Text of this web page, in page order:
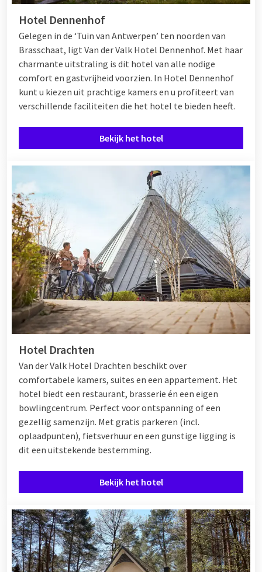
Hotel Dennenhof
Gelegen in de ‘Tuin van Antwerpen’ ten noorden van
Brasschaat, ligt Van der Valk Hotel Dennenhof. Met haar
charmante uitstraling is dit hotel van alle nodige
comfort en gastvrijheid voorzien. In Hotel Dennenhof
kunt u kiezen uit prachtige kamers en u profiteert van
verschillende faciliteiten die het hotel te bieden heeft.
Bekijk het hotel
Hotel Drachten
Van der Valk Hotel Drachten beschikt over
comfortabele kamers, suites en een appartement. Het
hotel biedt een restaurant, brasserie én een eigen
bowlingcentrum. Perfect voor ontspanning of een
gezellig samenzijn. Met gratis parkeren (incl.
oplaadpunten), fietsverhuur en een gunstige ligging is
dit een uitstekende bestemming.
Bekijk het hotel